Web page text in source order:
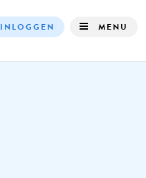
INLOGGEN MENU